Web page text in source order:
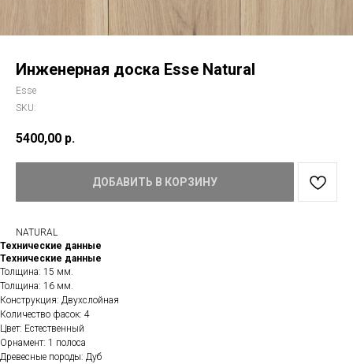
Инженерная доска Esse Natural
Esse
SKU:
5400,00 р.
ДОБАВИТЬ В КОРЗИНУ
NATURAL
Технические данные
Технические данные
Толщина: 15 мм.
Толщина: 16 мм.
Конструкция: Двухслойная
Количество фасок: 4
Цвет: Естественный
Орнамент: 1 полоса
Древесные породы: Дуб